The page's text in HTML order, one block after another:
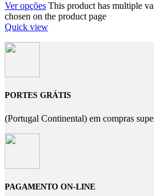
Ver opções This product has multiple
chosen on the product page
Quick view
PORTES GRÁTIS
(Portugal Continental) em compras
PAGAMENTO ON-LINE